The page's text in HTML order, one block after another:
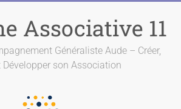
Associative 11
Généraliste Aude – Créer,
Développer son Association